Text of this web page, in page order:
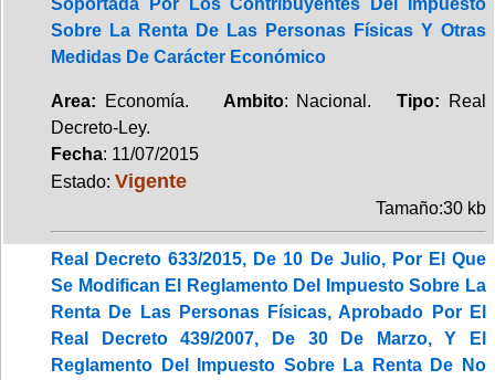
Sobre La Renta De Las Personas Físicas Y Otras
Medidas De Carácter Económico
Area: Economía. Ambito: Nacional.Tipo:
Real
Decreto-Ley.
Fecha: 11/07/2015
Estado: Vigente
Tamaño:30 kb
Real Decreto 633/2015, De 10 De Julio, Por El Que
Se Modifican El Reglamento Del Impuesto Sobre La
Renta De Las Personas Físicas, Aprobado Por El
Real Decreto 439/2007, De 30 De Marzo, Y El
Reglamento Del Impuesto Sobre La Renta De No